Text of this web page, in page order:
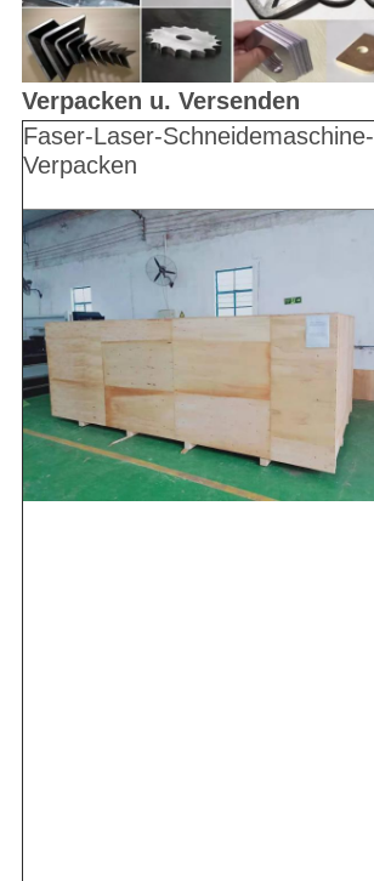
Verpacken u. Versenden
Faser-Laser-Schneidemaschine-
Verpacken